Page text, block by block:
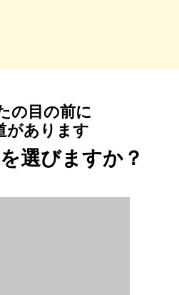
の目の前に
があります
選びますか？